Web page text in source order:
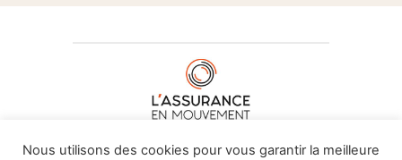
À PROPOS DE NOUS•CONTACT
Nous utilisons des cookies pour vous garantir la meilleure